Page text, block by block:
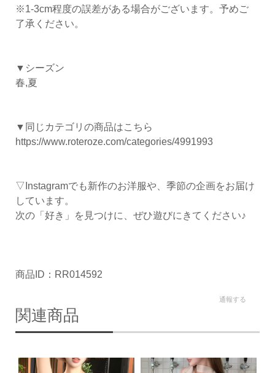
※1-3cm程度の誤差がある場合がございます。予めご
了承ください。
▼シーズン
春,夏
▼同じカテゴリの商品はこちら
https://www.roteroze.com/categories/4991993
▽Instagramでも新作のお洋服や、季節の企画をお届け
しています。
次の「好き」を見つけに、ぜひ遊びにきてください♪
商品ID：RR014592
通報する
関連商品